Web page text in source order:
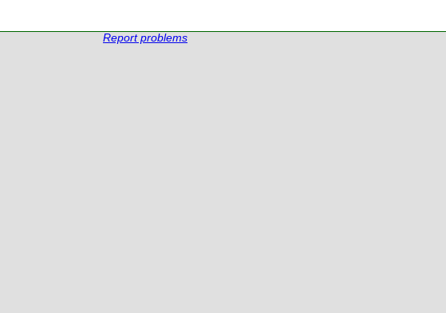
Report problems